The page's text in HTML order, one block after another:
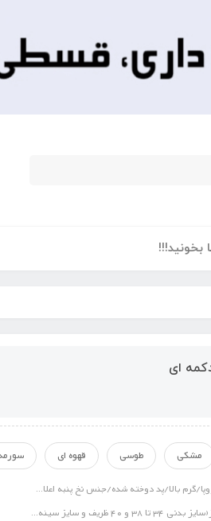
بخونید!!!
ای
مشکی طوسی قهوه ای
گرم بالا/پد دوخته شده/جنس نخ پنبه اعلا...
ظریف و سایز سینه...